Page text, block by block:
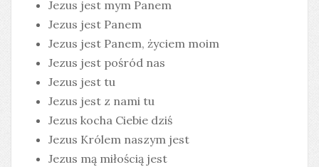
Jezus jest mym Panem
Jezus jest Panem
Jezus jest Panem, życiem moim
Jezus jest pośród nas
Jezus jest tu
Jezus jest z nami tu
Jezus kocha Ciebie dziś
Jezus Królem naszym jest
Jezus mą miłością jest